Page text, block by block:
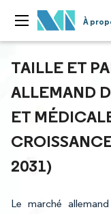
À
TAILLE ET
ALLEMAND
ET
2031)
Le marché